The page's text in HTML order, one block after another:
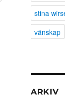
stina
vänskap
ARKIV